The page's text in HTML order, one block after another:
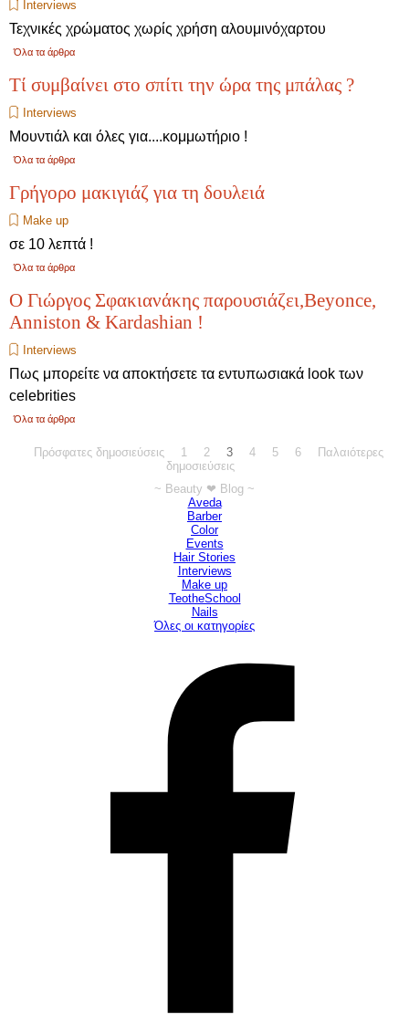
Interviews
Τεχνικές χρώματος χωρίς χρήση αλουμινόχαρτου
Όλα τα άρθρα
Τί συμβαίνει στο σπίτι την ώρα της μπάλας ?
Interviews
Μουντιάλ και όλες για....κομμωτήριο !
Όλα τα άρθρα
Γρήγορο μακιγιάζ για τη δουλειά
Make up
σε 10 λεπτά !
Όλα τα άρθρα
Ο Γιώργος Σφακιανάκης παρουσιάζει,Beyonce,
Anniston & Kardashian !
Interviews
Πως μπορείτε να αποκτήσετε τα εντυπωσιακά look των
celebrities
Όλα τα άρθρα
Πρόσφατες δημοσιεύσεις Πηγαίνετε στη σελίδα:
1 Πηγαίνετε στη σελίδα:
2 Τρέχουσα σελίδα:
3 Πηγαίνετε στη σελίδα:
4 Πηγαίνετε στη σελίδα:
5 Πηγαίνετε στη
6
Παλαιότερες
δημοσιεύσεις
Παράλειψη μπλόκ ~ Beauty ❤ Blog ~
~ Beauty ❤ Blog ~
Aveda
Barber
Color
Events
Hair Stories
Interviews
Make up
TeotheSchool
Νails
Όλες οι κατηγορίες